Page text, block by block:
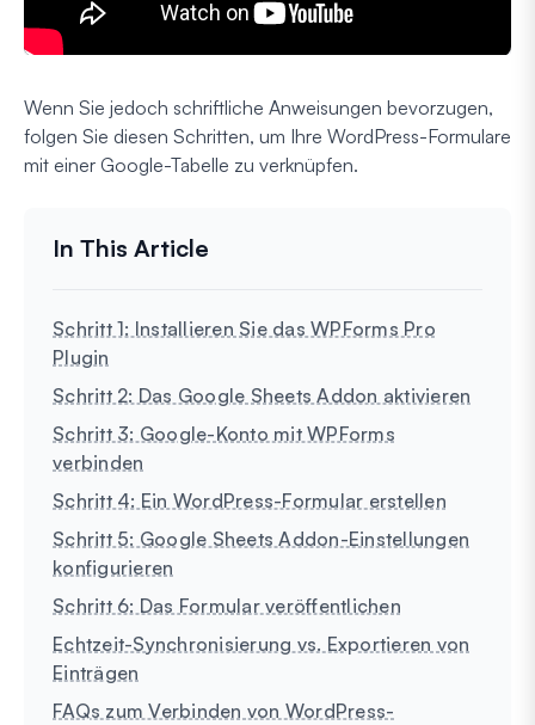
Wenn Sie jedoch schriftliche Anweisungen bevorzugen,
folgen Sie diesen Schritten, um Ihre WordPress-Formulare
mit einer Google-Tabelle zu verknüpfen.
Schritt 1: Installieren Sie das WPForms Pro
Plugin
Schritt 2: Das Google Sheets Addon aktivieren
Schritt 3: Google-Konto mit WPForms
verbinden
Schritt 4: Ein WordPress-Formular erstellen
Schritt 5: Google Sheets Addon-Einstellungen
konfigurieren
Schritt 6: Das Formular veröffentlichen
Echtzeit-Synchronisierung vs. Exportieren von
Einträgen
FAQs zum Verbinden von WordPress-